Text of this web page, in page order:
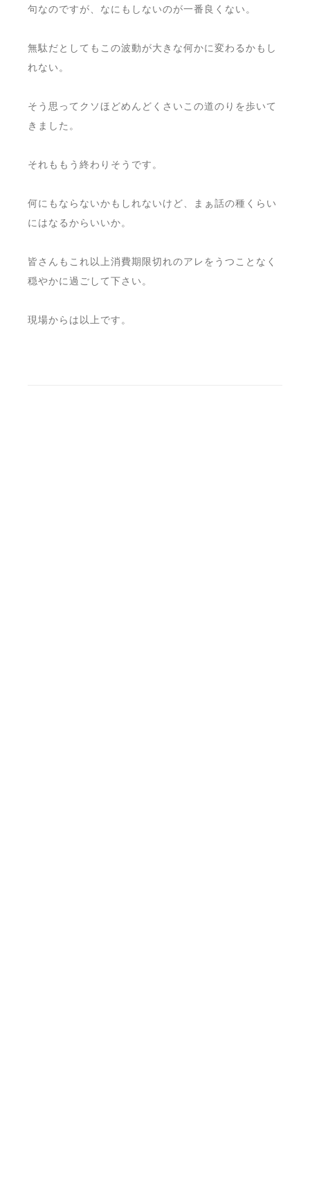
句なのですが、なにもしないのが一番良くない。
無駄だとしてもこの波動が大きな何かに変わるかもし
れない。
そう思ってクソほどめんどくさいこの道のりを歩いて
きました。
それももう終わりそうです。
何にもならないかもしれないけど、まぁ話の種くらい
にはなるからいいか。
皆さんもこれ以上消費期限切れのアレをうつことなく
穏やかに過ごして下さい。
現場からは以上です。